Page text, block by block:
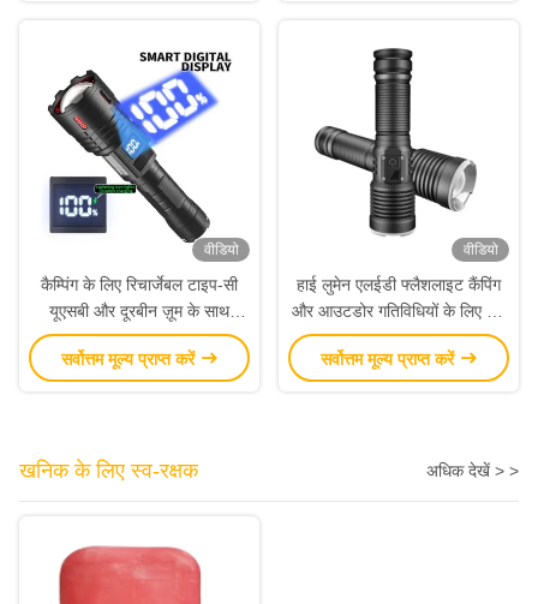
वीडियो
कैम्पिंग के लिए रिचार्जेबल टाइप-सी
यूएसबी और दूरबीन ज़ूम के साथ
शक्तिशाली 1500-1600 लुमेन
एलईडी टॉर्च टॉर्च
सर्वोत्तम मूल्य प्राप्त करें
वीडियो
हाई लुमेन एलईडी फ्लैशलाइट कैंपिंग
और आउटडोर गतिविधियों के लिए ज़ूम
करने योग्य फ़ंक्शन के साथ रिचार्जेबल
सर्वोत्तम मूल्य प्राप्त करें
खनिक के लिए स्व-रक्षक अधिक देखें > >